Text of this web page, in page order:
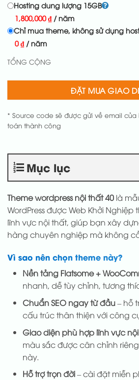
Hosting dung lượng 15GB
1,800,000₫ / năm
Chỉ mua theme, không sử dụng
0₫ / năm
TỔNG CỘNG
ĐẶT MUA GIAO
* Source code sẽ được gửi về email
toán thành công
Mục lục
Theme wordpress nội thất 40 là
WordPress được Web Khởi Nghiệp
lĩnh vực nội thất, giúp bạn xây
hàng chuyên nghiệp mà không
Vì sao nên chọn theme này?
Nền tảng Flatsome +
nhanh, dễ tùy chỉnh, tương
Chuẩn SEO ngay từ đầu– hỗ
cấu trúc thân thiện với công
Giao diện phù hợp lĩnh vực
màu sắc được cân chỉnh
này.
Hỗ trợ trọn đời– cài đặt miễn